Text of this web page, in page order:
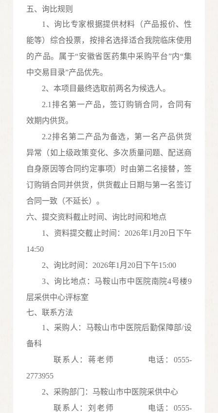
五、询比规则
1、询比专家根据提供材料（产品报价、性
能等）综合投票，按排名选择适合我院临床使用
的产品。属于“安徽省医药集中采购平台”内“集
中交易目录”产品优先。
2、本项目最终选取前两名为候选人。
2.1排名第一产品，签订购销合同，合同有
效期内供货。
2.2排名第二产品为备选，第一名产品供货
异常（如上级政策变化、多次质量问题、配送商
自身原因等合同约定事项）时由第二名接替，签
订购销合同并供货，供货截止日期与第一名签订
合同一致（不延长）。
六、提交资料截止时间、询比时间和地点
1、资料提交截止时间：2026年1月20 日 下午
14:50
2、询比时间：2026年1月20 日 下午15:00
3、询比地点：马鞍山市中医院南院4号楼9
层采供中心评标室
七、联系方法
1、采购人：马鞍山市中医院后勤保障部/设
备科
联系人：蒋老师
电话：0555-
2773955
2、采购部门：马鞍山市中医院采供中心
联系人：刘老师
电话：0555-